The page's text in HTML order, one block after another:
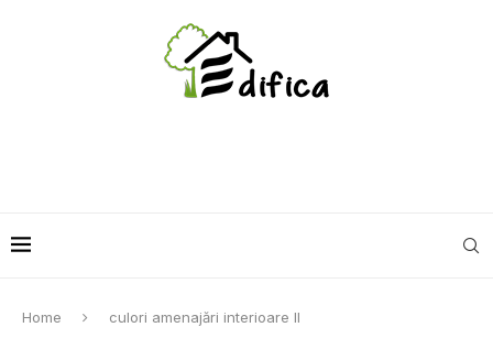
Home culori amenajări interioare II